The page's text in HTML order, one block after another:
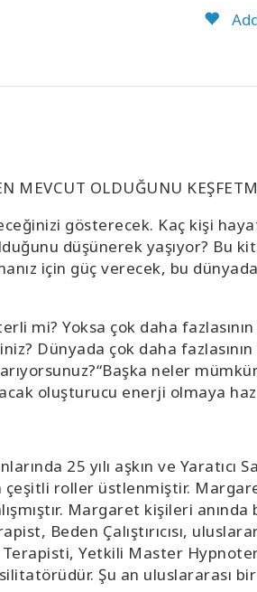
MEVCUT OLDUĞUNU
gösterecek. Kaç kişi
düşünerek yaşıyor? Bu
için güç verecek, bu
mi? Yoksa çok daha
Dünyada çok daha
neler
oluşturucu enerji olmaya hazır
25 yılı aşkın ve Yaratıcı
roller üstlenmiştir.
Margaret kişileri
Beden Çalıştırıcısı,
Yetkili Master
Şu an uluslararası bir